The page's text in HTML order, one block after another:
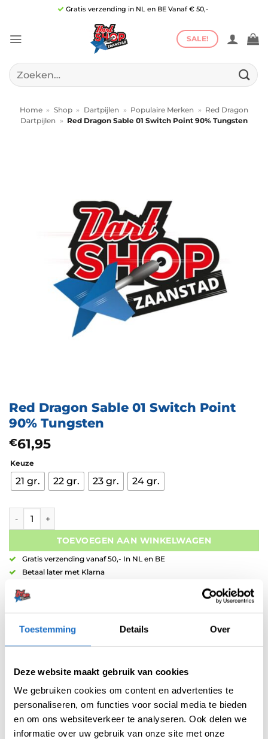
Toestemming Details Over
Deze website maakt gebruik van cookies
We gebruiken cookies om content en advertenties te
personaliseren, om functies voor social media te bieden
en om ons websiteverkeer te analyseren. Ook delen we
informatie over uw gebruik van onze site met onze
inhoud
Gratis verzending in NL en BE Vanaf € 50,-
SALE!
Zoeken
naar:
Home » Shop » Dartpijlen » Populaire Merken » Red Dragon
Dartpijlen
» Red Dragon Sable 01 Switch Point 90% Tungsten
Red Dragon Sable 01 Switch Point
90% Tungsten
€61,95
Keuze
21 gr. 22 gr. 23 gr. 24 gr.
Red Dragon Sable 01 Switch Point 90% Tungsten aantal
TOEVOEGEN AAN WINKELWAGEN
Gratis verzending vanaf 50,- In NL en BE
Betaal later met Klarna
Categorieën:Dartpijlen, Nieuw,Red Dragon Dartpijlen, Red Dragpn
Merk:Red Dragon